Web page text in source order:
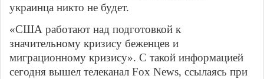
украинца никто не будет.
«США работают над подготовкой к
значительному кризису беженцев и
миграционному кризису». С такой информацией
сегодня вышел телеканал Fox News, ссылаясь при